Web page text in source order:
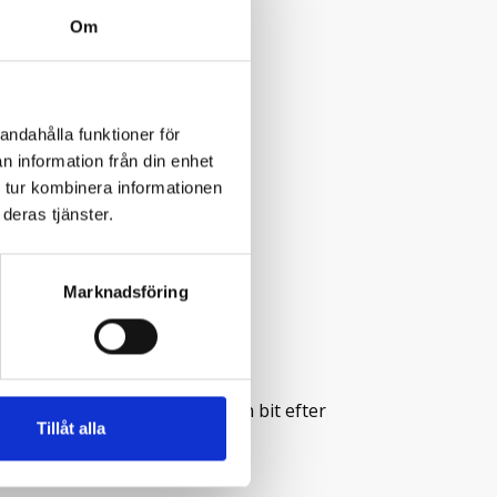
Om
funktioner för
information från din enhet
kombinera informationen
tjänster.
Marknadsföring
Tillåt alla
en parkeringsplats en liten bit efter